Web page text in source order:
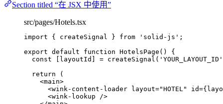
Section titled “在 JSX 中使用”
src/pages/Hotels.tsx
import { createSignal } from ' solid-js ' ;
export default function HotelsPage ()
{
const [
layoutId ] = createSignal ( ' YOUR_LAYOUT_ID '
return (
<main>
<wink-content-loader layout="HOTEL" id={
<wink-lookup />